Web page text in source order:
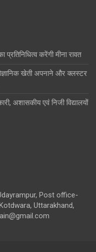
करेंगी मीना रावत
खेती अपनाने और क्लस्टर
अशासकीय एवं निजी विद्यालयों
Post office-
Uttarakhand,